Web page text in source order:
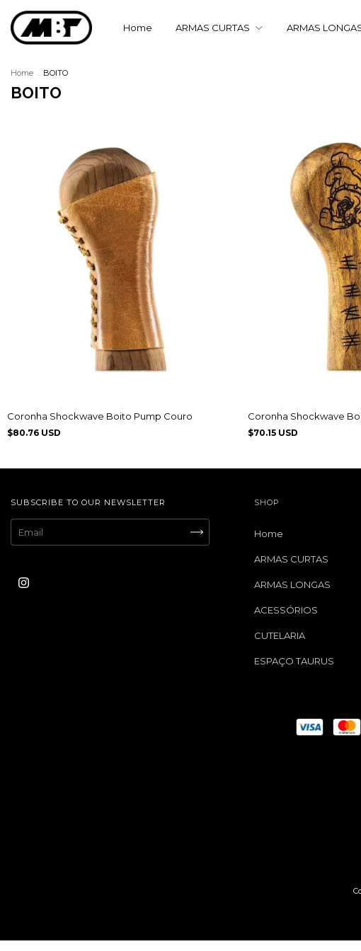
Home ARMAS CURTAS ARMAS
Home . BOITO
BOITO
Coronha Shockwave Boito Pump Couro
$80.76 USD
Coronha Shockwave
$70.15 USD
SUBSCRIBE TO OUR NEWSLETTER SHOP
Home
ARMAS CURTAS
ARMAS LONGAS
ACESSÓRIOS
CUTELARIA
ESPAÇO TAURUS